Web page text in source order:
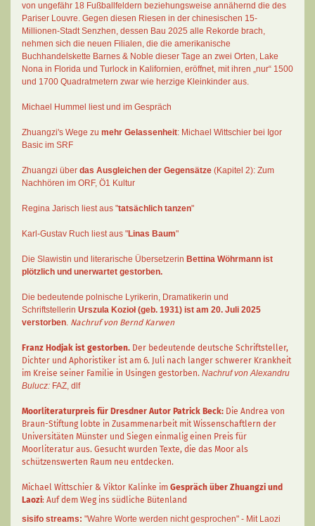
von ungefähr 18 Fußballfeldern beziehungsweise annähernd die des
Pariser Louvre. Gegen diesen Riesen in der chinesischen 15-
Millionen-Stadt Senzhen, dessen Bau 2025 alle Rekorde brach,
nehmen sich die neuen Filialen, die die amerikanische
Buchhandelskette Barnes & Noble dieser Tage an zwei Orten, Lake
Nona in Florida und Turlock in Kalifornien, eröffnet, mit ihren „nur“ 1500
und 1700 Quadratmetern zwar wie herzige Kleinkinder aus.
Michael Hummel liest und im Gespräch
Zhuangzi's Wege zu mehr Gelassenheit: Michael Wittschier bei Igor
Basic im SRF
Zhuangzi über das Ausgleichen der Gegensätze (Kapitel 2): Zum
Nachhören im ORF, Ö1 Kultur
Regina Jarisch liest aus "tatsächlich tanzen"
Karl-Gustav Ruch liest aus "Linas Baum"
Die Slawistin und literarische Übersetzerin Bettina Wöhrmann ist
plötzlich und unerwartet gestorben.
Die bedeutende polnische Lyrikerin, Dramatikerin und
Schriftstellerin Urszula Kozioł (geb. 1931) ist am 20. Juli 2025
verstorben. Nachruf von Bernd Karwen
Franz Hodjak ist gestorben. Der bedeutende deutsche Schriftsteller,
Dichter und Aphoristiker ist am 6. Juli nach langer schwerer Krankheit
im Kreise seiner Familie in Usingen gestorben. Nachruf von Alexandru
Bulucz: FAZ, dlf
Moorliteraturpreis für Dresdner Autor Patrick Beck: Die Andrea von
Braun-Stiftung lobte in Zusammenarbeit mit Wissenschaftlern der
Universitäten Münster und Siegen einmalig einen Preis für
Moorliteratur aus. Gesucht wurden Texte, die das Moor als
schützenswerten Raum neu entdecken.
Michael Wittschier & Viktor Kalinke im Gespräch über Zhuangzi und
Laozi: Auf dem Weg ins südliche Bütenland
sisifo streams: "Wahre Worte werden nicht gesprochen" - Mit Laozi